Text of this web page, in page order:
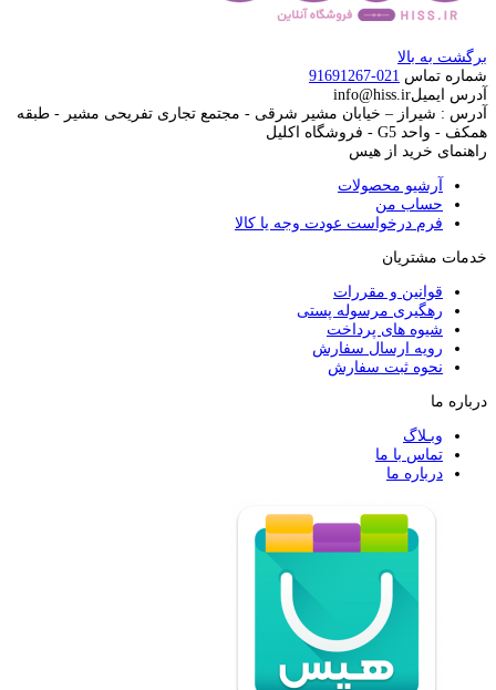
برگشت به بالا
شماره تماس 021-91691267
آدرس ایمیلinfo@hiss.ir
آدرس : شیراز – خیابان مشیر شرقی - مجتمع تجاری تفریحی مشیر - طبقه
همکف - واحد G5 - فروشگاه اکلیل
راهنمای خرید از هیس
آرشیو محصولات
حساب من
فرم درخواست عودت وجه یا کالا
خدمات مشتریان
قوانین و مقررات
رهگیری مرسوله پستی
شیوه های پرداخت
رویه ارسال سفارش
نحوه ثبت سفارش
درباره ما
وبـلاگ
تماس با ما
درباره ما